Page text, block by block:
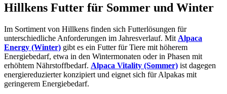
Hillkens Futter für Sommer und Winter
Im Sortiment von Hillkens finden sich Futterlösungen für
unterschiedliche Anforderungen im Jahresverlauf. Mit Alpaca
Energy (Winter) gibt es ein Futter für Tiere mit höherem
Energiebedarf, etwa in den Wintermonaten oder in Phasen mit
erhöhtem Nährstoffbedarf. Alpaca Vitality (Sommer) ist dagegen
energiereduzierter konzipiert und eignet sich für Alpakas mit
geringerem Energiebedarf.